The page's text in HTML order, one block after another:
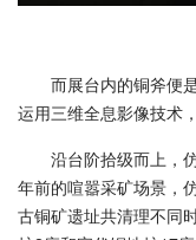
而展台内的铜斧便
运用三维全息影像技术
沿台阶拾级而上，
年前的喧嚣采矿场景，
古铜矿遗址共清理不同